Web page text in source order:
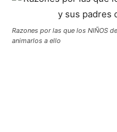
Razones por las que los NIÑOS
animarlos a ello